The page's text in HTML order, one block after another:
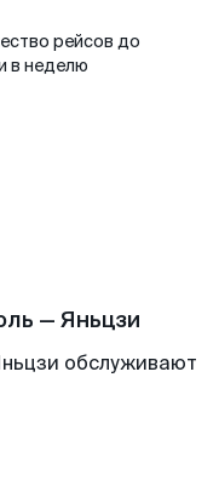
рейсов до
в неделю
— Яньцзи
обслуживают